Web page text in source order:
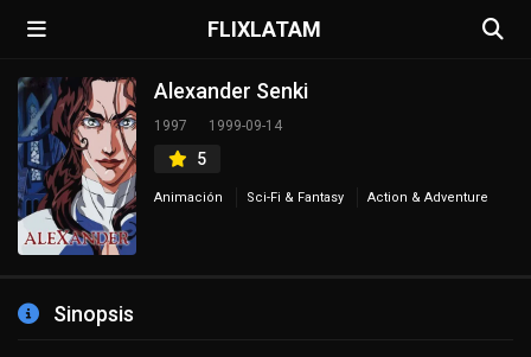
FLIXLATAM
Alexander Senki
1997 1999-09-14
5
Animación Sci-Fi & Fantasy Action & Adventure
Sinopsis